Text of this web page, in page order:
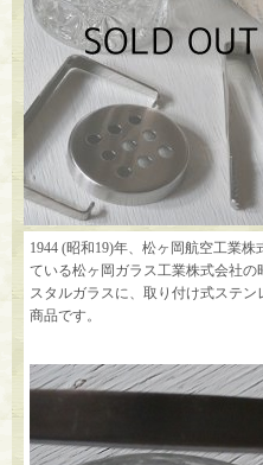
1944 (昭和19)年、松ヶ岡航空工業
ている松ヶ岡ガラス工業株式会社
スタルガラスに、取り付け式ステ
商品です。